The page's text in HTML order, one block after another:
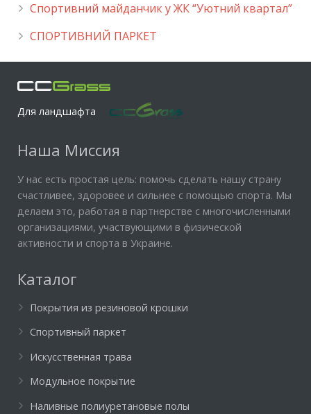
Cпортивний майданчик у ЖК “Уютний квартал”
СПОРТИВНИЙ ПАРКЕТ
Для ландшафта
Наша Миссия
У нас есть простая цель: помочь сделать нашу страну
счастливее, здоровее и сильнее с помощью спорта. Мы
делаем это, работая в партнерстве с многочисленными
организациями, участвующими в физической
активности и спорта в Украине.
Каталог
Покрытия из резиновой крошки
Спортивный паркет
Искусственная трава
Модульное покрытие
Наливные полиуретановые полы